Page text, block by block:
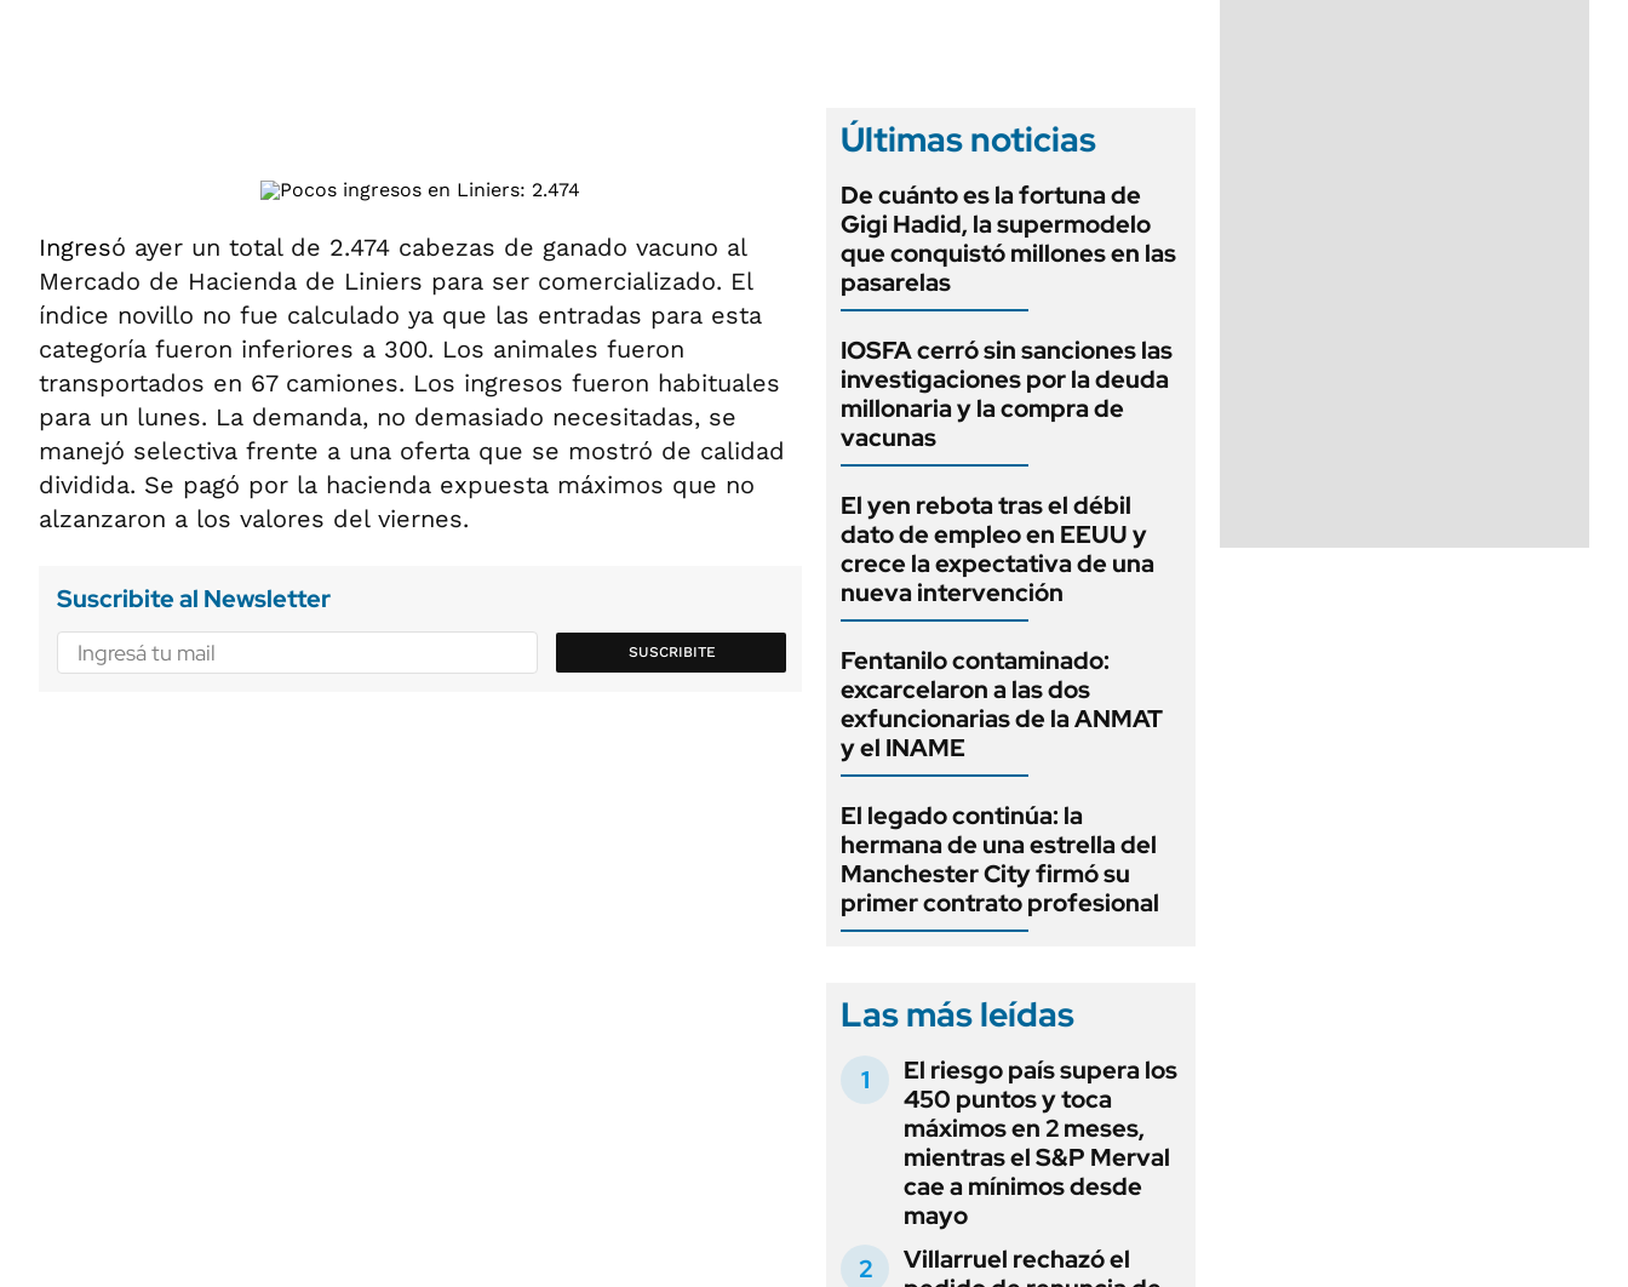
Ingresó ayer un total de 2.474 cabezas de ganado vacuno al
Mercado de Hacienda de Liniers para ser comercializado. El
índice novillo no fue calculado ya que las entradas para esta
categoría fueron inferiores a 300. Los animales fueron
transportados en 67 camiones. Los ingresos fueron habituales
para un lunes. La demanda, no demasiado necesitadas, se
manejó selectiva frente a una oferta que se mostró de calidad
dividida. Se pagó por la hacienda expuesta máximos que no
alzanzaron a los valores del viernes.
Suscribite al Newsletter
SUSCRIBITE
Últimas noticias
De cuánto es la fortuna de
Gigi Hadid, la supermodelo
que conquistó millones en las
pasarelas
IOSFA cerró sin sanciones las
investigaciones por la deuda
millonaria y la compra de
vacunas
El yen rebota tras el débil
dato de empleo en EEUU y
crece la expectativa de una
nueva intervención
Fentanilo contaminado:
excarcelaron a las dos
exfuncionarias de la ANMAT
y el INAME
El legado continúa: la
hermana de una estrella del
Manchester City firmó su
primer contrato profesional
Las más leídas
El riesgo país supera los
450 puntos y toca
máximos en 2 meses,
mientras el S&P Merval
cae a mínimos desde
mayo
Villarruel rechazó el